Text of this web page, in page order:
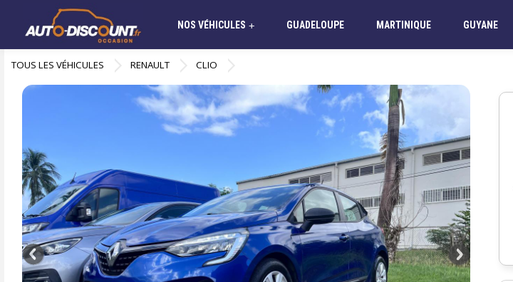
+
NOS VÉHICULES GUADELOUPE MARTINIQUE GUYANE
TOUS LES VÉHICULES RENAULT CLIO